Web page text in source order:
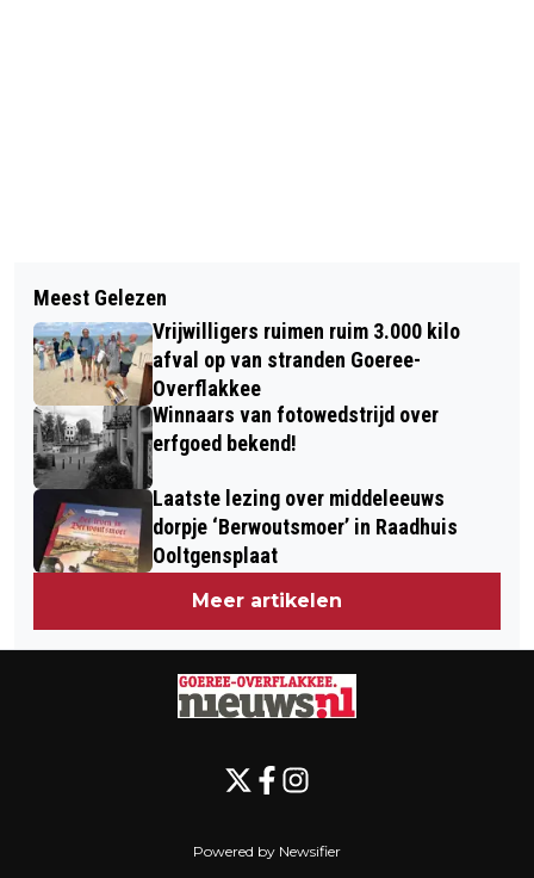
THIJMEN VERZAMELT DUIZENDEN
STUKS E-WASTE TIJDENS E-WASTE
RACE
HAVENCONCERT BEREIKT
HOOGTEPUNT MET MUZIKAAL
PROGRAMMA OP 4 JULI
Meest Gelezen
Vrijwilligers ruimen ruim 3.000 kilo
afval op van stranden Goeree-
Overflakkee
Winnaars van fotowedstrijd over
erfgoed bekend!
Laatste lezing over middeleeuws
dorpje ‘Berwoutsmoer’ in Raadhuis
Ooltgensplaat
Meer artikelen
Powered by Newsifier